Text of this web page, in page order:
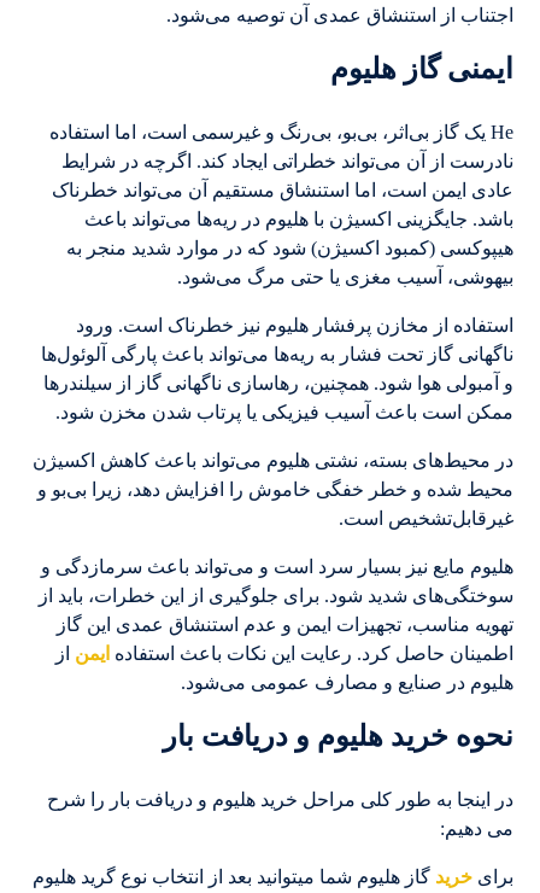
اجتناب از استنشاق عمدی آن توصیه می‌شود.
ایمنی گاز هلیوم
He یک گاز بی‌اثر، بی‌بو، بی‌رنگ و غیرسمی است، اما استفاده
نادرست از آن می‌تواند خطراتی ایجاد کند. اگرچه در شرایط
عادی ایمن است، اما استنشاق مستقیم آن می‌تواند خطرناک
باشد. جایگزینی اکسیژن با هلیوم در ریه‌ها می‌تواند باعث
هیپوکسی (کمبود اکسیژن) شود که در موارد شدید منجر به
بیهوشی، آسیب مغزی یا حتی مرگ می‌شود.
استفاده از مخازن پرفشار هلیوم نیز خطرناک است. ورود
ناگهانی گاز تحت فشار به ریه‌ها می‌تواند باعث پارگی آلوئول‌ها
و آمبولی هوا شود. همچنین، رهاسازی ناگهانی گاز از سیلندرها
ممکن است باعث آسیب فیزیکی یا پرتاب شدن مخزن شود.
در محیط‌های بسته، نشتی هلیوم می‌تواند باعث کاهش اکسیژن
محیط شده و خطر خفگی خاموش را افزایش دهد، زیرا بی‌بو و
غیرقابل‌تشخیص است.
هلیوم مایع نیز بسیار سرد است و می‌تواند باعث سرمازدگی و
سوختگی‌های شدید شود. برای جلوگیری از این خطرات، باید از
تهویه مناسب، تجهیزات ایمن و عدم استنشاق عمدی این گاز
اطمینان حاصل کرد. رعایت این نکات باعث استفاده ایمن از
هلیوم در صنایع و مصارف عمومی می‌شود.
نحوه خرید هلیوم و دریافت بار
در اینجا به طور کلی مراحل خرید هلیوم و دریافت بار را شرح
می دهیم:
برایخرید گاز هلیوم شما میتوانید بعد از انتخاب نوع گرید هلیوم